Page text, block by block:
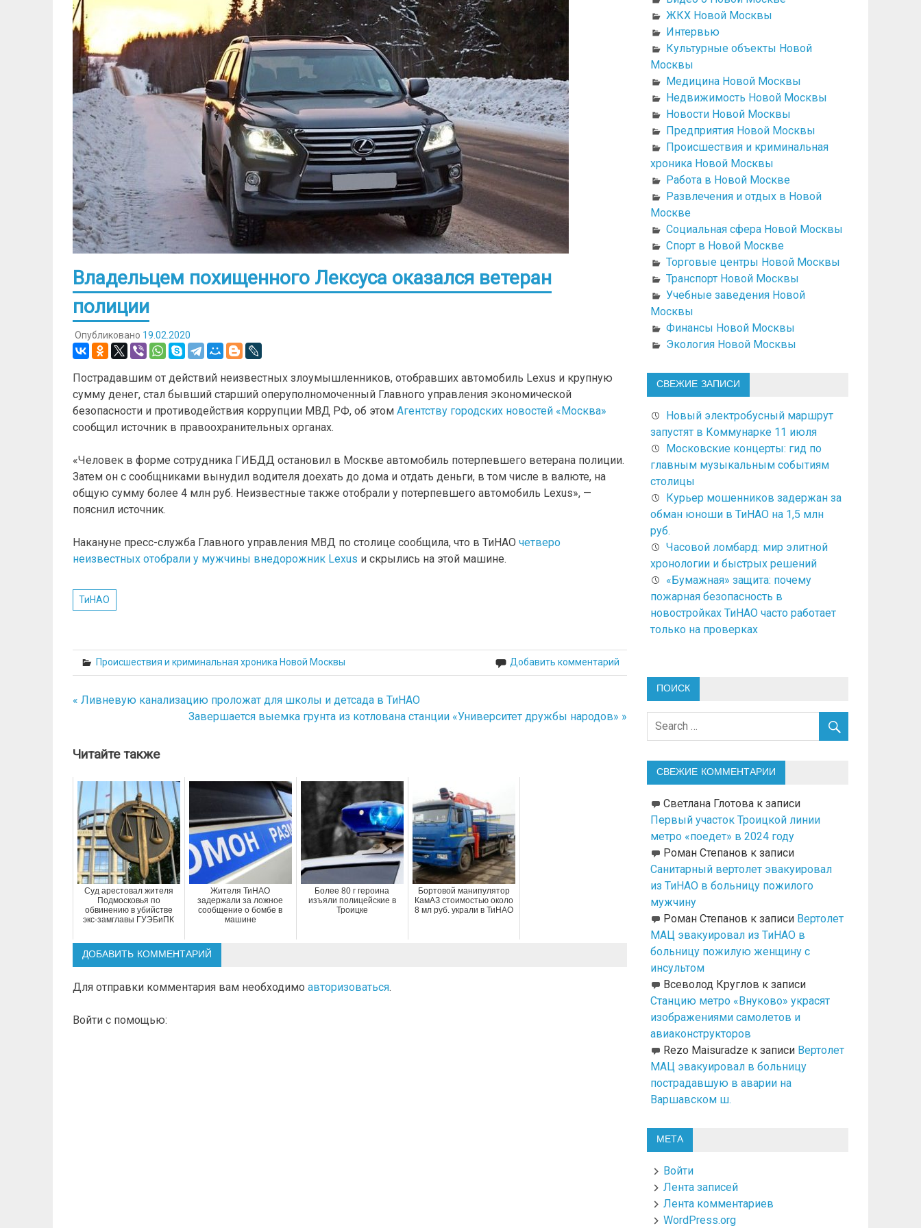
Владельцем похищенного Лексуса оказался ветеран
полиции
Опубликовано 19.02.2020
Пострадавшим от действий неизвестных злоумышленников, отобравших автомобиль Lexus и крупную
сумму денег, стал бывший старший оперуполномоченный Главного управления экономической
безопасности и противодействия коррупции МВД РФ, об этом Агентству городских новостей «Москва»
сообщил источник в правоохранительных органах.
«Человек в форме сотрудника ГИБДД остановил в Москве автомобиль потерпевшего ветерана полиции.
Затем он с сообщниками вынудил водителя доехать до дома и отдать деньги, в том числе в валюте, на
общую сумму более 4 млн руб. Неизвестные также отобрали у потерпевшего автомобиль Lexus», —
пояснил источник.
Накануне пресс-служба Главного управления МВД по столице сообщила, что в ТиНАО четверо
неизвестных отобрали у мужчины внедорожник Lexus и скрылись на этой машине.
ТиНАО
Происшествия и криминальная хроника Новой Москвы Добавить комментарий
Навигация
записям
« Ливневую канализацию проложат для школы и детсада в ТиНАО
Завершается выемка грунта из котлована станции «Университет дружбы народов» »
Читайте также
Суд арестовал жителя
Подмосковья по
обвинению в убийстве
экс-замглавы ГУЭБиПК
Жителя ТиНАО
задержали за ложное
сообщение о бомбе в
машине
Более 80 г героина
изъяли полицейские в
Троицке
Бортовой манипулятор
КамАЗ стоимостью около
8 мл руб. украли в ТиНАО
ДОБАВИТЬ КОММЕНТАРИЙ
Для отправки комментария вам необходимо авторизоваться.
Войти с помощью:
ЖКХ Новой Москвы
Интервью
Культурные объекты Новой
Москвы
Медицина Новой Москвы
Недвижимость Новой Москвы
Новости Новой Москвы
Предприятия Новой Москвы
Происшествия и криминальная
хроника Новой Москвы
Работа в Новой Москве
Развлечения и отдых в Новой
Москве
Социальная сфера Новой Москвы
Спорт в Новой Москве
Торговые центры Новой Москвы
Транспорт Новой Москвы
Учебные заведения Новой
Москвы
Финансы Новой Москвы
Экология Новой Москвы
СВЕЖИЕ ЗАПИСИ
Новый электробусный маршрут
запустят в Коммунарке 11 июля
Московские концерты: гид по
главным музыкальным событиям
столицы
Курьер мошенников задержан за
обман юноши в ТиНАО на 1,5 млн
руб.
Часовой ломбард: мир элитной
хронологии и быстрых решений
«Бумажная» защита: почему
пожарная безопасность в
новостройках ТиНАО часто работает
только на проверках
ПОИСК
СВЕЖИЕ КОММЕНТАРИИ
Светлана Глотовак записи
Первый участок Троицкой линии
метро «поедет» в 2024 году
Роман Степанов к записи
Санитарный вертолет эвакуировал
из ТиНАО в больницу пожилого
мужчину
Роман Степанов к записи Вертолет
МАЦ эвакуировал из ТиНАО в
больницу пожилую женщину с
инсультом
Всеволод Круглов к записи
Станцию метро «Внуково» украсят
изображениями самолетов и
авиаконструкторов
Rezo Maisuradze к записи Вертолет
МАЦ эвакуировал в больницу
пострадавшую в аварии на
Варшавском ш.
МЕТА
Войти
Лента записей
Лента комментариев
WordPress.org